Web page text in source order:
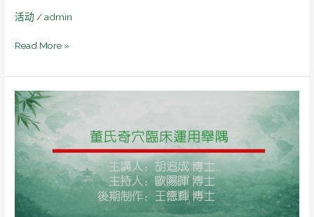
活动 /admin
讲
蓥
持
胡
玉
宁
作
王
辉
Read More »
董
氏
奇
穴
床
运
用